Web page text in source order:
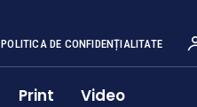
POLITICA DE CONFIDENȚIALITATE
Print Video